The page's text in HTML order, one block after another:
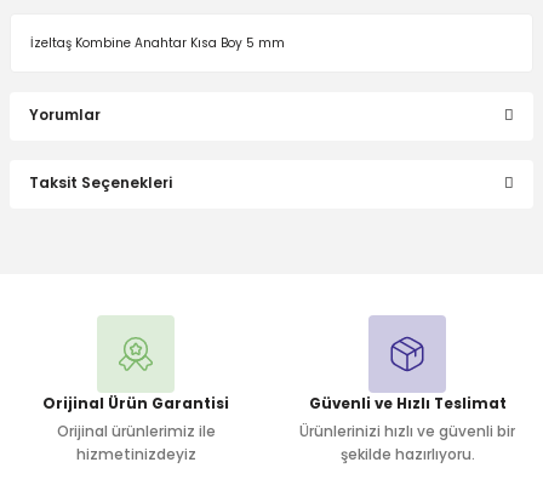
İzeltaş Kombine Anahtar Kısa Boy 5 mm
Yorumlar
Taksit Seçenekleri
Orijinal Ürün Garantisi
Orijinal ürünlerimiz ile
hizmetinizdeyiz
Güvenli ve Hızlı Teslimat
Ürünlerinizi hızlı ve güvenli bir
şekilde hazırlıyoru.